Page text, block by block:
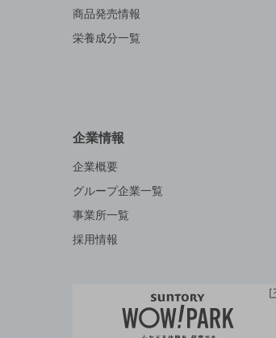
商品発売情報
栄養成分一覧
企業情報
企業概要
グループ企業一覧
事業所一覧
採用情報